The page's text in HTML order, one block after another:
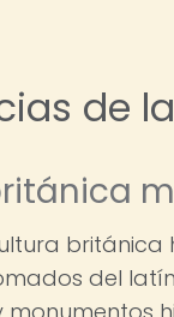
de
británica
del